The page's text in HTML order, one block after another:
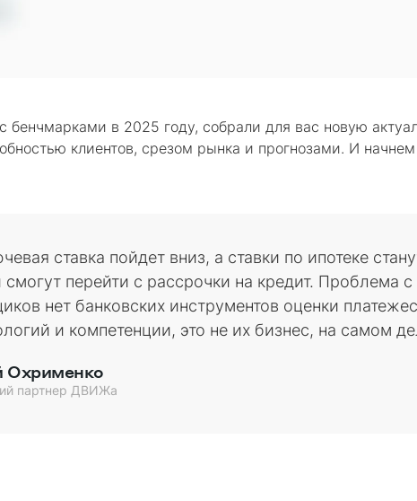
бенчмарками в 2025 году, собрали для вас новую
клиентов, срезом рынка и прогнозами. И
ставка пойдет вниз, а ставки по ипотеке
смогут перейти с рассрочки на кредит. Проблема
нет банковских инструментов оценки
и компетенции, это не их бизнес, на самом
Охрименко
партнер ДВИЖа